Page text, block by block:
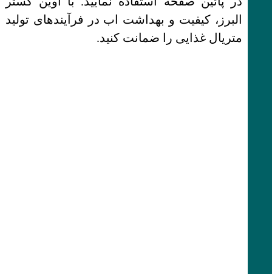
البرز، کیفیت و بهداشت اب در فرآیندهای تولید
متریال غذایی را ضمانت کنید.